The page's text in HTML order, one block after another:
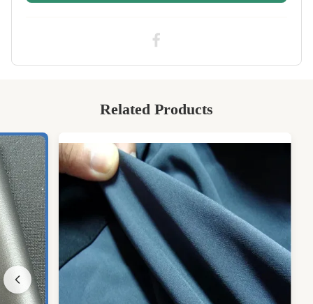
High Light:
نسيج نيوبرين محبب 3 مم,ورقة نسيج نيوبرين
Sbr Cr scuba neoprene fabric
Related Products